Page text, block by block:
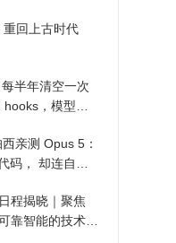
重回上古时代
半年清空一次
，模型自
亲测 Opus 5：
码， 却连自己
程揭晓｜聚焦
靠智能的技术路